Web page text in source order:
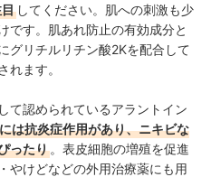
してください。 肌への刺激も少
です。肌あれ防止の有効成分と
グリチルリチン酸2Kを配合して
れます。
て認められているアラントイン
は抗炎症作用があり、ニキビな
ったり 。表皮細胞の増殖を促進
やけどなどの外用治療薬にも用